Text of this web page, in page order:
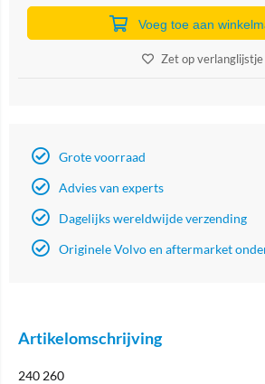
Voeg toe aan
Zet op verlanglijstje
Grote voorraad
Advies van experts
Dagelijks wereldwijde verzending
Originele Volvo en aftermarket
Artikelomschrijving
240 260